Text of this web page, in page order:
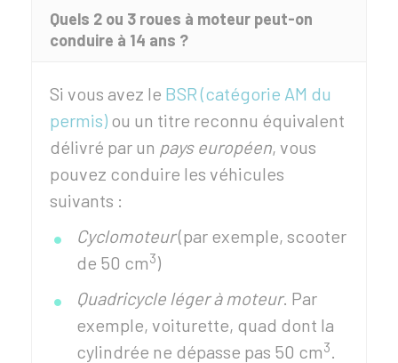
Quels 2 ou 3 roues à moteur peut-on
conduire à 14 ans ?
Si vous avez le BSR (catégorie AM du
permis) ou un titre reconnu équivalent
délivré par un pays européen, vous
pouvez conduire les véhicules
suivants :
Cyclomoteur(par exemple, scooter
de 50 cm3)
Quadricycle léger à moteur. Par
exemple, voiturette, quad dont la
cylindrée ne dépasse pas 50 cm3.